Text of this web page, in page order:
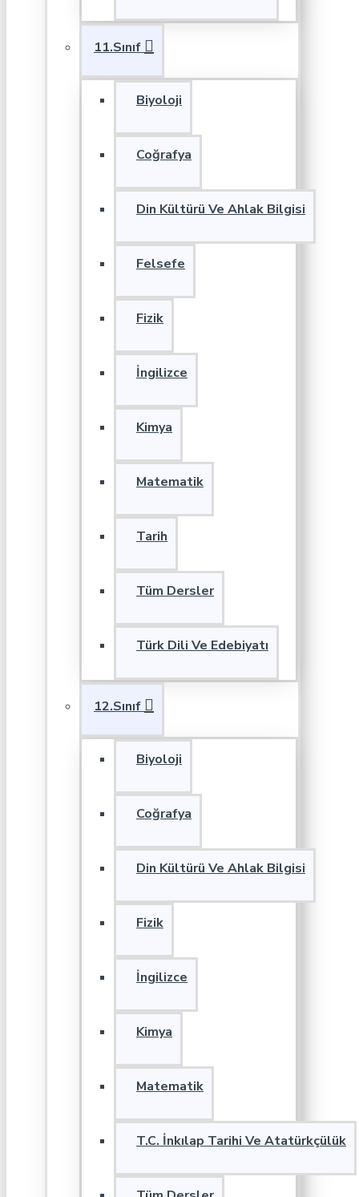
11.Sınıf
Biyoloji
Coğrafya
Din Kültürü Ve Ahlak Bilgisi
Felsefe
Fizik
İngilizce
Kimya
Matematik
Tarih
Tüm Dersler
Türk Dili Ve Edebiyatı
12.Sınıf
Biyoloji
Coğrafya
Din Kültürü Ve Ahlak Bilgisi
Fizik
İngilizce
Kimya
Matematik
T.C. İnkılap Tarihi Ve Atatürkçülük